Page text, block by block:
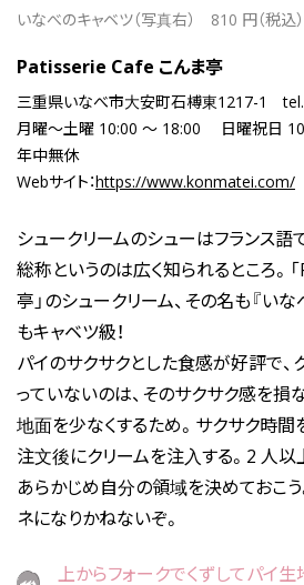
いなべのキャベツ（写真右） 810 円（税込）
Patisserie Cafe こんま亭
三重県いなべ市大安町石榑東1217-1
月曜～土曜 10:00 ～ 18:00 日曜祝日
年中無休
Webサイト：https://www.konmatei.com/
シュークリームのシューはフランス
総称というのは広く知られるところ。
亭」のシュークリーム、その名も『い
もキャベツ級！
パイのサクサクとした食感が好評で、
っていないのは、そのサクサク感を損
地面を少なくするため。サクサク時間
注文後にクリームを注入する。2 人以
あらかじめ自分の領域を決めておこう
ネになりかねないぞ。
上からフォークでくずしてパイ